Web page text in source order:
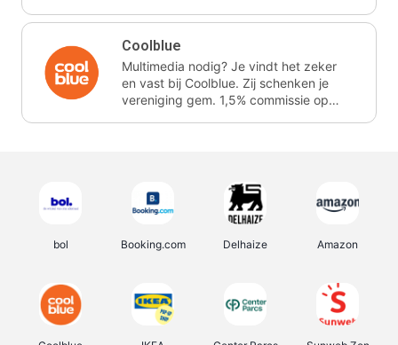
Coolblue
Multimedia nodig? Je vindt het zeker
en vast bij Coolblue. Zij schenken je
vereniging gem. 1,5% commissie op
bol Booking.com Delhaize Amazon